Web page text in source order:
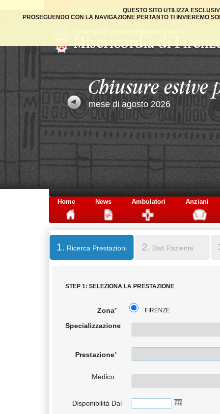
QUESTO SITO UTILIZZA
PROSEGUENDO CON LA NAVIGAZIONE PERTANTO TI INVIEREMO
Home News Ambulatori Anziani
1. Ricerca Prestazioni 2. Dati Paziente
STEP 1: SELEZIONA LA PRESTAZIONE
Zona* FIRENZE
Specializzazione
Prestazione*
Medico
Disponibilità Dal